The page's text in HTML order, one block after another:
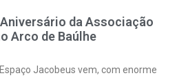
da Associação
Arco de Baúlhe
Jacobeus vem, com enorme